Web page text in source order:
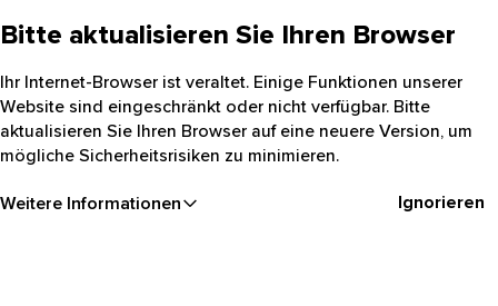
Bitte aktualisieren Sie Ihren Browser
Ihr Internet-Browser ist veraltet. Einige Funktionen unserer
Website sind eingeschränkt oder nicht verfügbar. Bitte
aktualisieren Sie Ihren Browser auf eine neuere Version, um
mögliche Sicherheitsrisiken zu minimieren.
Weitere Informationen Ignorieren